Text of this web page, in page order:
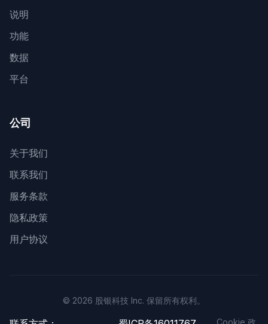
说明
功能
数据
平台
公司
关于我们
联系我们
服务条款
隐私政策
用户协议
© 2026 股银科技 Inc. 保留所有权利。
Cookie 政